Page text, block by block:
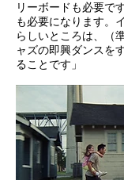
リーボードも必要で
も必要になります。
らしいところは、（
ャズの即興ダンスを
ることです」